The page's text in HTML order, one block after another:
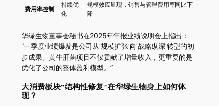
费用率控制
持续优
化
规模效应显现，销售与管理费用率同比下
降
华绿生物董事会秘书在2025年年报业绩说明会上指出：
“一季度业绩爆发是公司从‘规模扩张’向‘战略纵深’转型的初
步成果。黄牛肝菌项目不仅贡献了增量收入，更重要的是
优化了公司的整体盈利模型。”
大消费板块“结构性修复”在华绿生物身上如何体
现？